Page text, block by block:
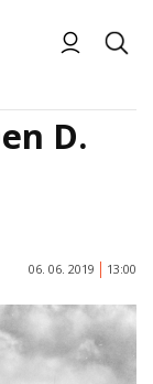
D.
06. 06. 2019 13:00